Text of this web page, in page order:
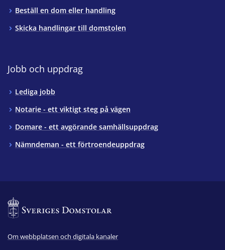
Beställ en dom eller handling
Skicka handlingar till domstolen
Jobb och uppdrag
Lediga jobb
Notarie - ett viktigt steg på vägen
Domare - ett avgörande samhällsuppdrag
Nämndeman - ett förtroendeuppdrag
Om webbplatsen och digitala kanaler